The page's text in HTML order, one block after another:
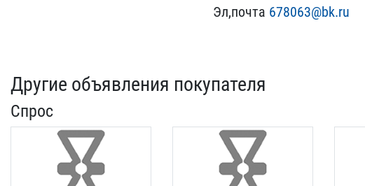
Эл,по​чта 678063@bk.ru
Другие объявления покупателя
Спрос